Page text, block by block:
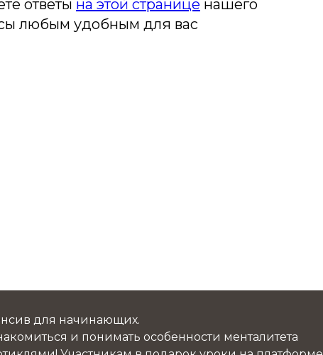
ответы на этой странице нашего
любым удобным для вас
для начинающих.
и понимать особенности менталитета